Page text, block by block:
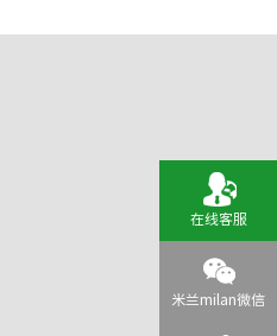
在线客服
米兰milan微信